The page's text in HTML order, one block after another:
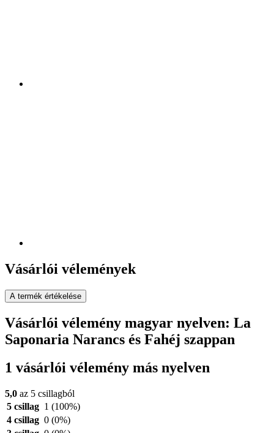
Vásárlói vélemények
A termék értékelése
Vásárlói vélemény magyar nyelven: La
Saponaria Narancs és Fahéj szappan
1 vásárlói vélemény más nyelven
5,0 az 5 csillagból
5 csillag 1 (100%)
4 csillag 0 (0%)